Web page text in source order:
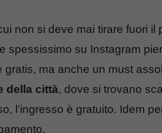
non si deve mai tirare fuori il
spessissimo su Instagram
ma anche un must
della città, dove si trovano
l’ingresso è gratuito. Idem